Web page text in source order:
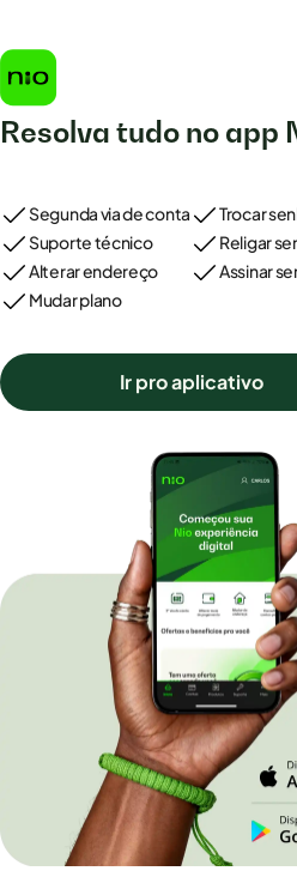
Resolva tudo no app
Segunda via de conta
Suporte técnico
Alterar endereço
Mudar plano
Trocar
Religar
Assinar
Ir pro aplicativo